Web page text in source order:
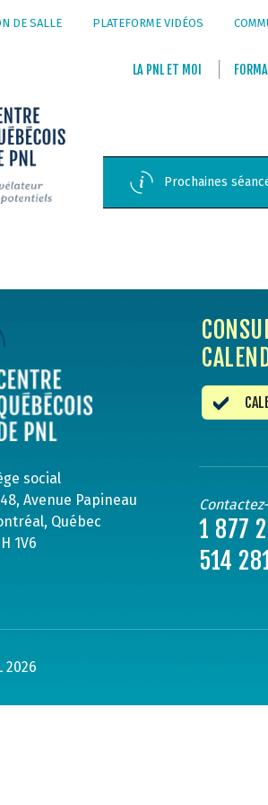
DE SALLE PLATEFORME VIDÉOS
LA PNL ET MOI
Prochaines
social
Avenue Papineau
Québec
1V6
1 877
514
2026